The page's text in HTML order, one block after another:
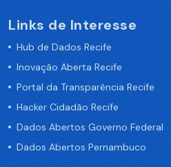
Links de Interesse
Hub de Dados Recife
Inovação Aberta Recife
Portal da Transparência Recife
Hacker Cidadão Recife
Dados Abertos Governo Federal
Dados Abertos Pernambuco